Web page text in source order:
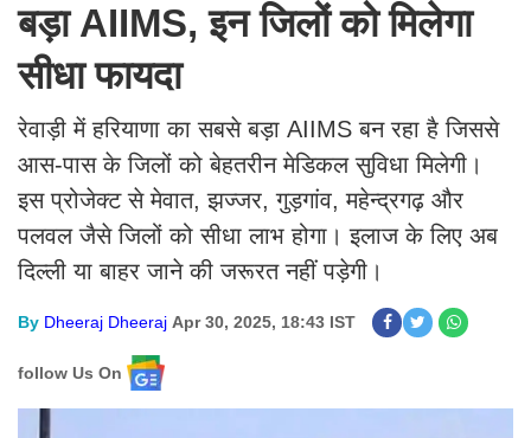
बड़ा AIIMS, इन जिलों को मिलेगा
सीधा फायदा
रेवाड़ी में हरियाणा का सबसे बड़ा AIIMS बन रहा है जिससे
आस-पास के जिलों को बेहतरीन मेडिकल सुविधा मिलेगी।
इस प्रोजेक्ट से मेवात, झज्जर, गुड़गांव, महेन्द्रगढ़ और
पलवल जैसे जिलों को सीधा लाभ होगा। इलाज के लिए अब
दिल्ली या बाहर जाने की जरूरत नहीं पड़ेगी।
By Dheeraj Dheeraj Apr 30, 2025, 18:43 IST
follow Us On